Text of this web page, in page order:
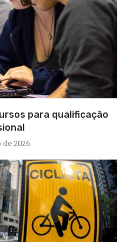
para qualificação
de 2026